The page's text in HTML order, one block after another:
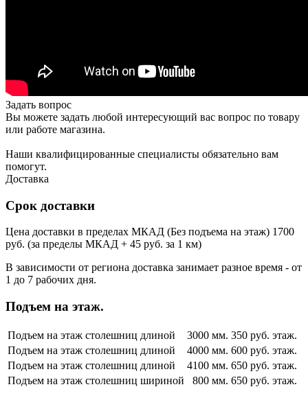
Задать вопрос
Вы можете задать любой интересующий вас вопрос по товару
или работе магазина.
Наши квалифицированные специалисты обязательно вам
помогут.
Доставка
Срок доставки
Цена доставки в пределах МКАД (Без подъема на этаж) 1700
руб. (за пределы МКАД + 45 руб. за 1 км)
В зависимости от региона доставка занимает разное время - от
1 до 7 рабочих дня.
Подъем на этаж.
Подъем на этаж столешниц длиной 3000 мм. 350 руб. этаж.
Подъем на этаж столешниц длиной
4000 мм. 600 руб. этаж.
Подъем на этаж столешниц длиной
4100 мм. 650 руб. этаж.
Подъем на этаж столешниц шириной
800 мм. 650 руб. этаж.